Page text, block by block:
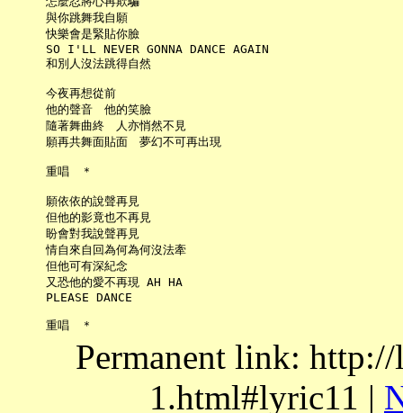
     與你跳舞我自願
     快樂會是緊貼你臉
     SO I'LL NEVER GONNA DANCE AGAIN
     和別人沒法跳得自然
     今夜再想從前
     他的聲音　他的笑臉
     隨著舞曲終　人亦悄然不見
     願再共舞面貼面　夢幻不可再出現
     重唱　＊
     願依依的說聲再見
     但他的影竟也不再見
     盼會對我說聲再見
     情自來自回為何為何沒法牽
     但他可有深紀念
     又恐他的愛不再現 AH HA
     PLEASE DANCE
Permanent link:
1.html#lyric11 |